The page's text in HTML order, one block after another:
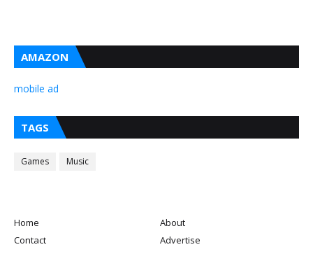
AMAZON
mobile ad
TAGS
Games Music
Home
About
Contact
Advertise